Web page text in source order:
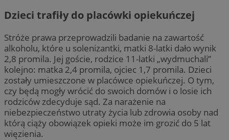
Dzieci trafiły do placówki opiekuńczej
Stróże prawa przeprowadzili badanie na zawartość
alkoholu, które u solenizantki, matki 8-latki dało wynik
2,8 promila. Jej goście, rodzice 11-latki „wydmuchali”
kolejno: matka 2,4 promila, ojciec 1,7 promila. Dzieci
zostały umieszczone w placówce opiekuńczej. O tym,
czy będą mogły wrócić do swoich domów i o losie ich
rodziców zdecyduje sąd. Za narażenie na
niebezpieczeństwo utraty życia lub zdrowia osoby nad
którą ciąży obowiązek opieki może im grozić do 5 lat
więzienia.